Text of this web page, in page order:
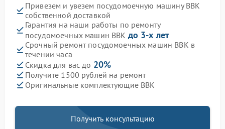
Привезем и увезем посудомоечную машину BBK
собственной доставкой
Гарантия на наши работы по ремонту
посудомоечных машин BBK до 3-х лет
Срочный ремонт посудомоечных машин BBK в
течении часа
Скидка для вас до 20%
Получите 1500 рублей на ремонт
Оригинальные комплектующие BBK
Получить консультацию